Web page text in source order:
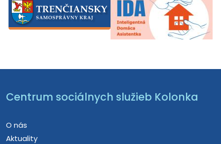
Centrum sociálnych služieb Kolonka
O nás
Aktuality